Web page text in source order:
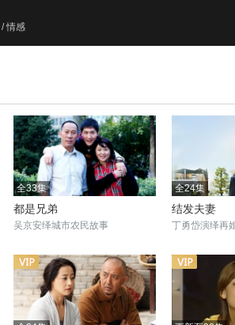
/ 情感
全33集
都是兄弟
吴京安绎城市农民故事
全24集
结发夫妻
丁勇岱演绎再